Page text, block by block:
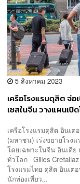
5 สิงหาคม 2023
เครือโรงแรมดุสิต จ่
เซสในจีน วางแผนเปิ
เครือโรงแรมดุสิต อินเ
(มหาชน) เร่งขยายโรง
โดยเฉพาะในจีน อินเดี
ทั่วโลก Gilles
โรงแรมไทย ดุสิต อินเต
นักท่องเที่ยว...